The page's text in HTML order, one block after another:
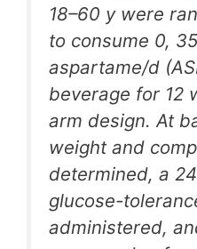
18–60 y were
to consume 0,
aspartame/d
beverage for 12
arm design. At
weight and
determined, a
glucose-
administered,